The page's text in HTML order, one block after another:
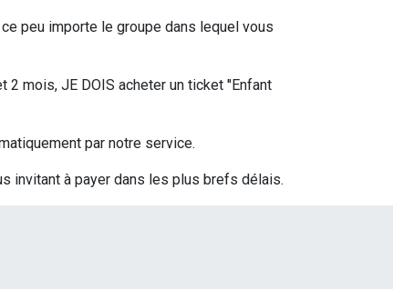
peu importe le groupe dans lequel vous
mois, JE DOIS acheter un ticket ''Enfant
par notre service.
invitant à payer dans les plus brefs délais.